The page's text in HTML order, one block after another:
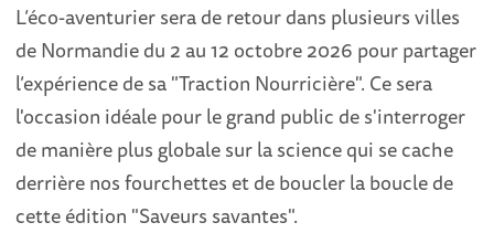
L’éco-aventurier sera de retour dans plusieurs villes
de Normandie du 2 au 12 octobre 2026 pour partager
l’expérience de sa "Traction Nourricière". Ce sera
l'occasion idéale pour le grand public de s'interroger
de manière plus globale sur la science qui se cache
derrière nos fourchettes et de boucler la boucle de
cette édition "Saveurs savantes".